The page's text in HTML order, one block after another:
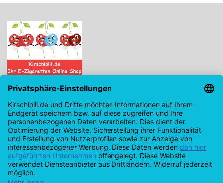
Kirschlolli.de - Ihr E-Zigaretten Online Shop
Kirchplatz 7, 96114 Hirschaid
0171 - 6124207
info@kirschlolli.de
USt-IdNr.: DE321609131